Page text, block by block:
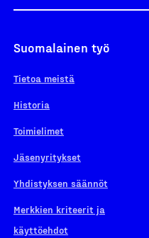
Suomalainen työ
Tietoa meistä
Historia
Toimielimet
Jäsenyritykset
Yhdistyksen säännöt
Merkkien kriteerit ja
käyttöehdot